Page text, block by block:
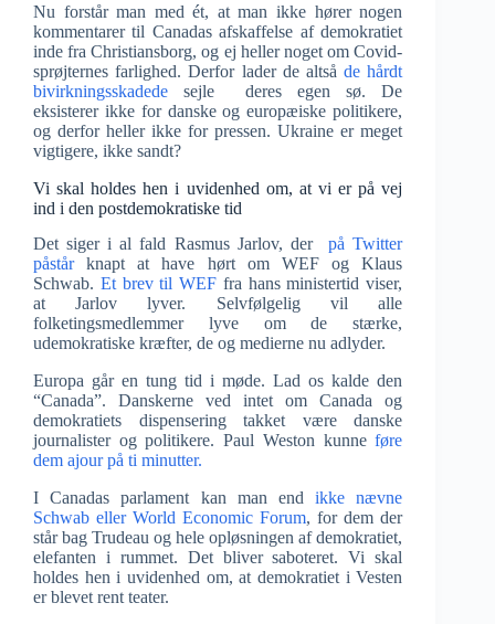
Nu forstår man med ét, at man ikke hører nogen
kommentarer til Canadas afskaffelse af demokratiet
inde fra Christiansborg, og ej heller noget om Covid-
sprøjternes farlighed. Derfor lader de altsåde hårdt
bivirkningsskadede sejle deres egen sø. De
eksisterer ikke for danske og europæiske politikere,
og derfor heller ikke for pressen. Ukraine er meget
vigtigere, ikke sandt?
Vi skal holdes hen i uvidenhed om, at vi er på vej
ind i den postdemokratiske tid
Det siger i al fald Rasmus Jarlov, derpå Twitter
påstårknapt at have hørt om WEF og Klaus
Schwab. Et brev til WEF fra hans ministertid viser,
at Jarlov lyver. Selvfølgelig vil alle
folketingsmedlemmer lyve om de stærke,
udemokratiske kræfter, de og medierne nu adlyder.
Europa går en tung tid i møde. Lad os kalde den
“Canada”. Danskerne ved intet om Canada og
demokratiets dispensering takket være danske
journalister og politikere. Paul Weston kunneføre
dem ajour på ti minutter.
I Canadas parlament kan man endikke nævne
Schwab eller World Economic Forum, for dem der
står bag Trudeau og hele opløsningen af demokratiet,
elefanten i rummet. Det bliver saboteret. Vi skal
holdes hen i uvidenhed om, at demokratiet i Vesten
er blevet rent teater.